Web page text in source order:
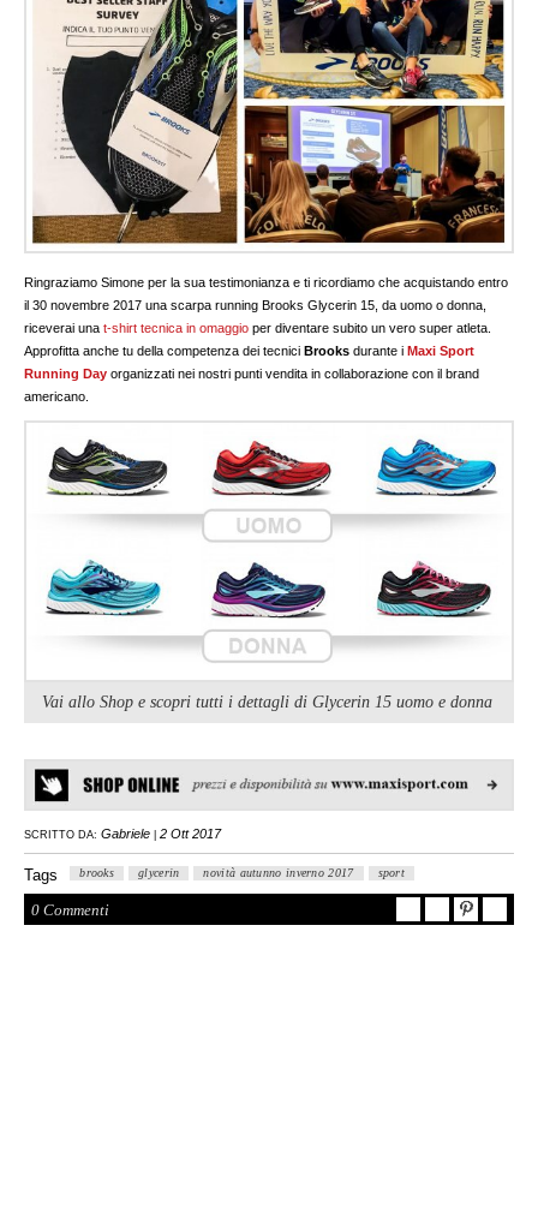
Ringraziamo Simone per la sua testimonianza e ti ricordiamo che acquistando entro
il 30 novembre 2017 una scarpa running Brooks Glycerin 15, da uomo o donna,
riceverai unat-shirt tecnica in omaggio per diventare subito un vero super atleta.
Approfitta anche tu della competenza dei tecniciBrooks durante iMaxi Sport
Running Day organizzati nei nostri punti vendita in collaborazione con il brand
americano.
Vai allo Shop e scopri tutti i dettagli di Glycerin 15 uomo e donna
SCRITTO DA: Gabriele 2 Ott 2017
Tags brooks glycerin novità autunno inverno 2017 sport
0 Commenti